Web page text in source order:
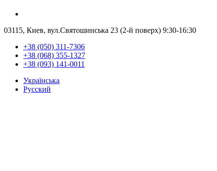
03115, Киев, вул.Святошинська 23 (2-й поверх) 9:30-16:30
+38 (050) 311-7306
+38 (068) 355-1327
+38 (093) 141-0011
Українська
Русский